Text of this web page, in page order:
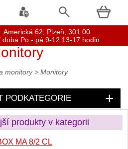
monitory> Monitory
PODKATEGORIE
produkty v kategorii
MA 8/2 CL
: Americká 62, Plzeň, 301 00
Po - pá 9-12 13-17 hodin